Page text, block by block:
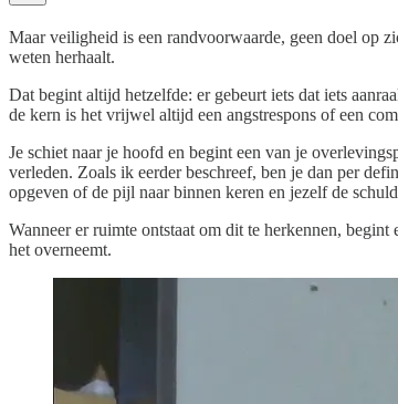
Maar veiligheid is een randvoorwaarde, geen doel op
weten herhaalt.
Dat begint altijd hetzelfde: er gebeurt iets dat iets
de kern is het vrijwel altijd een angstrespons of een
Je schiet naar je hoofd en begint een van je
verleden. Zoals ik eerder beschreef, ben je dan per
opgeven of de pijl naar binnen keren en jezelf de
Wanneer er ruimte ontstaat om dit te herkennen,
het overneemt.